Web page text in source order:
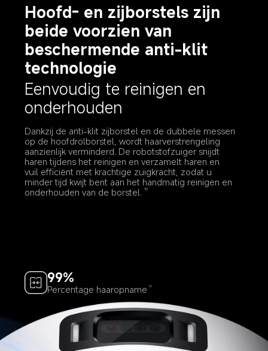
Hoofd- en zijborstels zijn
beide voorzien van
beschermende anti-klit
technologie
Eenvoudig te reinigen en
onderhouden
Dankzij de anti-klit zijborstel en de dubbele messen
op de hoofdrolborstel, wordt haarverstrengeling
aanzienlijk verminderd. De robotstofzuiger snijdt
haren tijdens het reinigen en verzamelt haren en
vuil efficiënt met krachtige zuigkracht, zodat u
minder tijd kwijt bent aan het handmatig reinigen en
onderhouden van de borstel.
10
99%
Percentage haaropname 11